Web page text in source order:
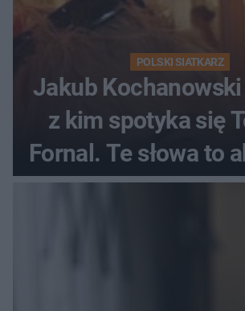
POLSKI SIATKARZ
Jakub
z kim spotyka się
Fornal. Te słowa to
hit